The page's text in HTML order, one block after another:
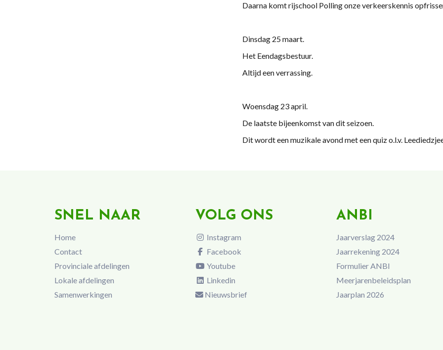
Daarna komt rijschool Polling onze verkeerskennis
Dinsdag 25 maart.
Het Eendagsbestuur.
Altijd een verrassing.
Woensdag 23 april.
De laatste bijeenkomst van dit seizoen.
Dit wordt een muzikale avond met een quiz o.l.v.
SNEL NAAR
Home
Contact
Provinciale afdelingen
Lokale afdelingen
Samenwerkingen
VOLG ONS
Instagram
Facebook
Youtube
Linkedin
Nieuwsbrief
ANBI
Jaarverslag 2024
Jaarrekening 2024
Formulier ANBI
Meerjarenbeleidsplan
Jaarplan 2026